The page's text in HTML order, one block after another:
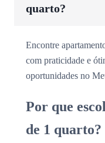
quarto?
Encontre
com praticidade e
oportunidades no
Por que
de 1 quarto?